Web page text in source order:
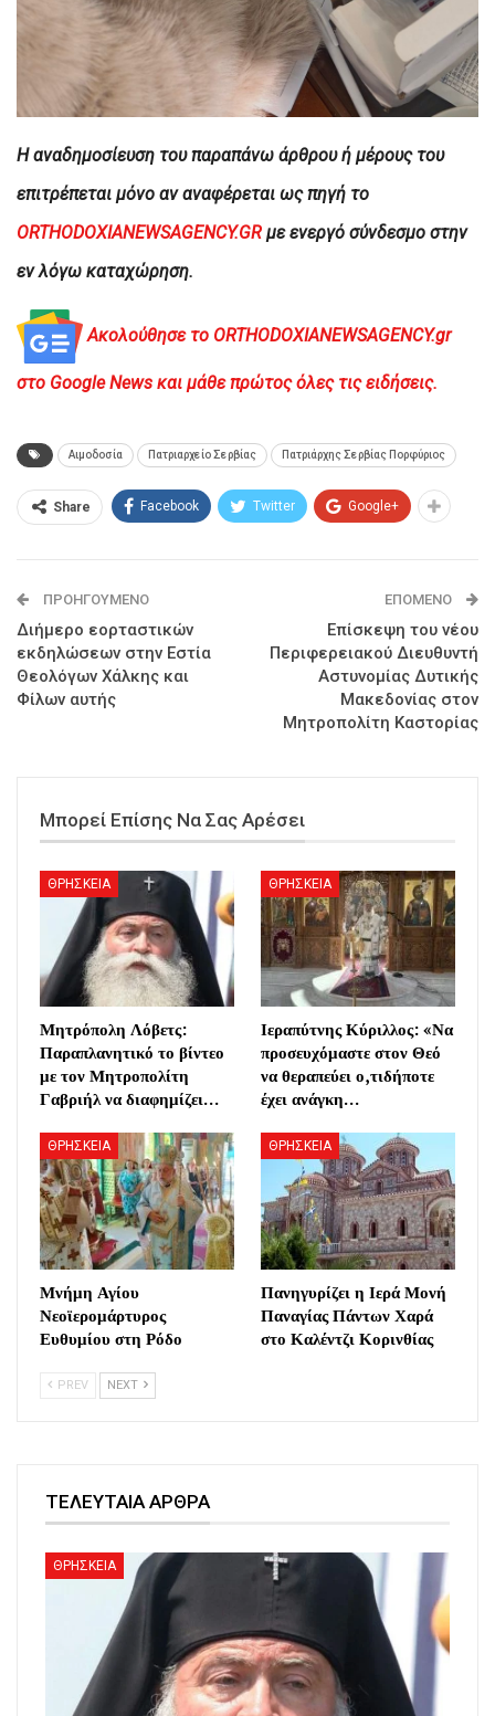
H αναδημοσίευση του παραπάνω άρθρου ή μέρους του
επιτρέπεται μόνο αν αναφέρεται ως πηγή το
ORTHODOXIANEWSAGENCY.GR με ενεργό σύνδεσμο στην
εν λόγω καταχώρηση.
Ακολούθησε το ORTHODOXIANEWSAGENCY.gr
στο Google News και μάθε πρώτος όλες τις ειδήσεις.
Αιμοδοσία Πατριαρχείο Σερβίας Πατριάρχης Σερβίας Πορφύριος
Share Facebook Twitter Google+
ΠΡΟΗΓΟΎΜΕΝΟ
Διήμερο εορταστικών
εκδηλώσεων στην Εστία
Θεολόγων Χάλκης και
Φίλων αυτής
ΕΠΌΜΕΝΟ
Επίσκεψη του νέου
Περιφερειακού Διευθυντή
Αστυνομίας Δυτικής
Μακεδονίας στον
Μητροπολίτη Καστορίας
Μπορεί Επίσης Να Σας Αρέσει
ΘΡΗΣΚΕΙΑ
Μητρόπολη Λόβετς:
Παραπλανητικό το βίντεο
με τον Μητροπολίτη
Γαβριήλ να διαφημίζει…
ΘΡΗΣΚΕΙΑ
Ιεραπύτνης Κύριλλος: «Να
προσευχόμαστε στον Θεό
να θεραπεύει ο,τιδήποτε
έχει ανάγκη…
ΘΡΗΣΚΕΙΑ
Μνήμη Αγίου
Νεοϊερομάρτυρος
Ευθυμίου στη Ρόδο
ΘΡΗΣΚΕΙΑ
Πανηγυρίζει η Ιερά Μονή
Παναγίας Πάντων Χαρά
στο Καλέντζι Κορινθίας
PREV NEXT
ΤΕΛΕΥΤΑΙΑ ΑΡΘΡΑ
ΘΡΗΣΚΕΙΑ